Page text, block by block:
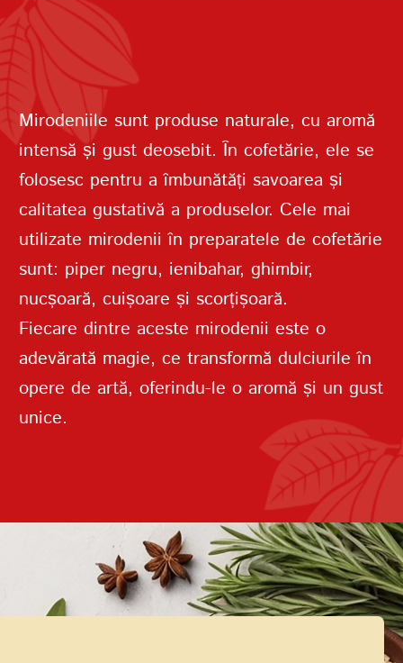
Mirodeniile sunt produse naturale, cu aromă
intensă și gust deosebit. În cofetărie, ele se
folosesc pentru a îmbunătăți savoarea și
calitatea gustativă a produselor. Cele mai
utilizate mirodenii în preparatele de cofetărie
sunt: piper negru, ienibahar, ghimbir,
nucșoară, cuișoare și scorțișoară.
Fiecare dintre aceste mirodenii este o
adevărată magie, ce transformă dulciurile în
opere de artă, oferindu-le o aromă și un gust
unice.
PAROLĂ
REPETAȚI PAROLA
CREAȚI UN CONT
Termenii de
Politica de confidențialitate